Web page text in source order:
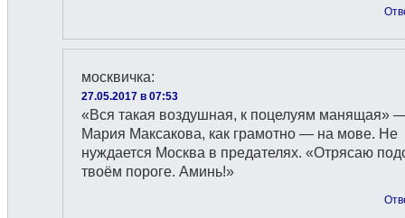
москвичка:
27.05.2017 в 07:53
«Вся такая воздушная, к поцелуям манящая»
Мария Максакова, как грамотно — на мове. Не
нуждается Москва в предателях. «Отрясаю
твоём пороге. Аминь!»